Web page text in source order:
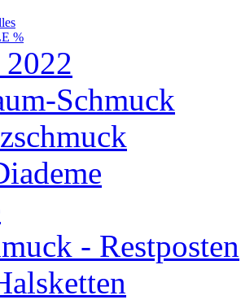
%
Schmuck
- Restposten